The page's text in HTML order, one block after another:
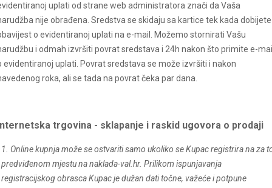
uplati od strane web administratora znači da Vaša
nije obrađena. Sredstva se skidaju sa kartice tek kada dobijete
o evidentiranoj uplati na e-mail. Možemo stornirati Vašu
i odmah izvršiti povrat sredstava i 24h nakon što primite e-
evidentiranoj uplati. Povrat sredstava se može izvršiti i nakon
roka, ali se tada na povrat čeka par dana.
trgovina - sklapanje i raskid ugovora o prodaji
1. Online kupnja može se ostvariti samo ukoliko se Kupac registrira na za
predviđenom mjestu nanaklada-val.hr. Prilikom ispunjavanja
registracijskog obrasca Kupac je dužan dati točne, važeće i potpune